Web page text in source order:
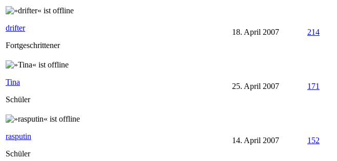
drifter
Fortgeschrittener
18. April 2007 214
Tina
Schüler
25. April 2007 171
rasputin
Schüler
14. April 2007 152